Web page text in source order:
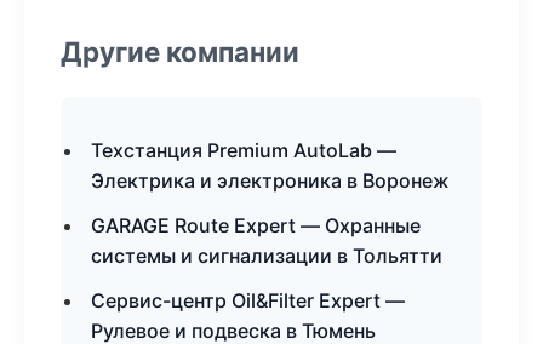
Другие компании
Техстанция Premium AutoLab —
Электрика и электроника в Воронеж
GARAGE Route Expert — Охранные
системы и сигнализации в Тольятти
Сервис-центр Oil&Filter Expert —
Рулевое и подвеска в Тюмень